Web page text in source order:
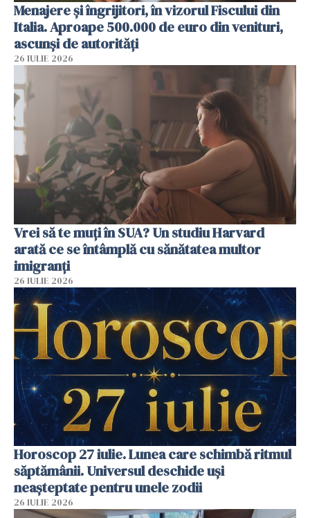
Menajere și îngrijitori, în vizorul Fiscului din
Italia. Aproape 500.000 de euro din venituri,
ascunși de autorități
26 IULIE 2026
Vrei să te muți în SUA? Un studiu Harvard
arată ce se întâmplă cu sănătatea multor
imigranți
26 IULIE 2026
Horoscop 27 iulie. Lunea care schimbă ritmul
săptămânii. Universul deschide uși
neașteptate pentru unele zodii
26 IULIE 2026